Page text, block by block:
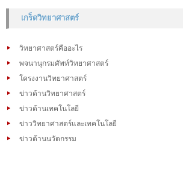
เกร็ดวิทยาศาสตร์
วิทยาศาสตร์คืออะไร
พจนานุกรมศัพท์วิทยาศาสตร์
โครงงานวิทยาศาสตร์
ข่าวด้านวิทยาศาสตร์
ข่าวด้านเทคโนโลยี
ข่าววิทยาศาสตร์และเทคโนโลยี
ข่าวด้านนวัตกรรม